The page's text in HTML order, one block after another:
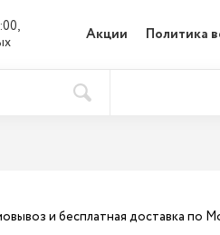
Акции Политика
и бесплатная доставка по